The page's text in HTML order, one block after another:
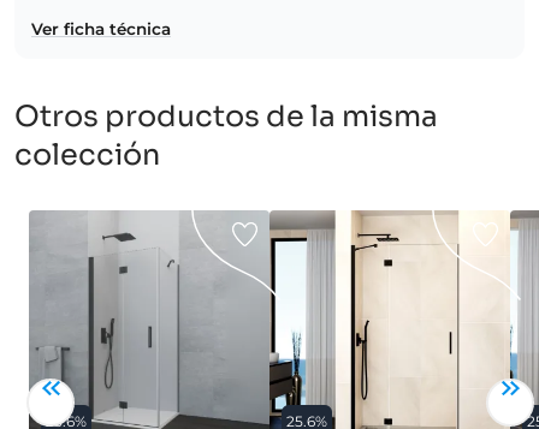
Ver ficha técnica
Otros productos de la misma
colección
25.6% 25.6%